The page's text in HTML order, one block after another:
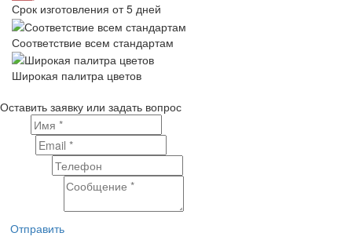
Срок изготовления от 5 дней
Соответствие всем стандартам
Широкая палитра цветов
Оставить заявку или задать вопрос
Отправить